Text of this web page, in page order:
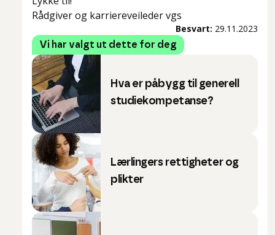
Rådgiver og karriereveileder vgs
Besvart: 29.11.2023
Vi har valgt ut dette for deg
Hva er påbygg til generell
studiekompetanse?
Lærlingers rettigheter og
plikter